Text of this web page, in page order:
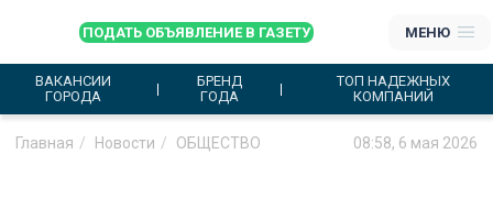
ПОДАТЬ ОБЪЯВЛЕНИЕ В ГАЗЕТУ МЕНЮ
ВАКАНСИИ
ГОРОДА
БРЕНД
ГОДА
ТОП НАДЕЖНЫХ
КОМПАНИЙ
Главная Новости ОБЩЕСТВО 08:58, 6 мая 2026